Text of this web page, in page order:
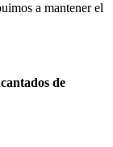
a mantener el
de